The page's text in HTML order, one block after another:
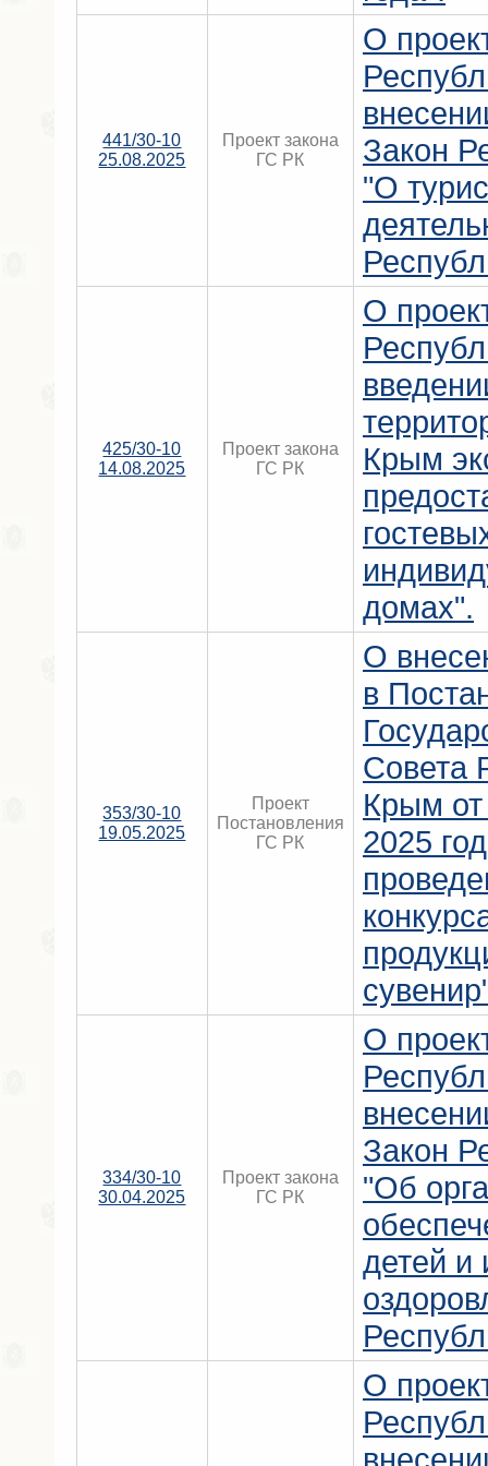
441/30-10
25.08.2025
Проект закона
ГС РК
О
Закон
"О
425/30-10
14.08.2025
Проект закона
ГС РК
О
Крым
домах".
353/30-10
19.05.2025
Проект
Постановления
ГС РК
О
в
Совета
Крым
2025
334/30-10
30.04.2025
Проект закона
ГС РК
О
Закон
"Об
детей и
О